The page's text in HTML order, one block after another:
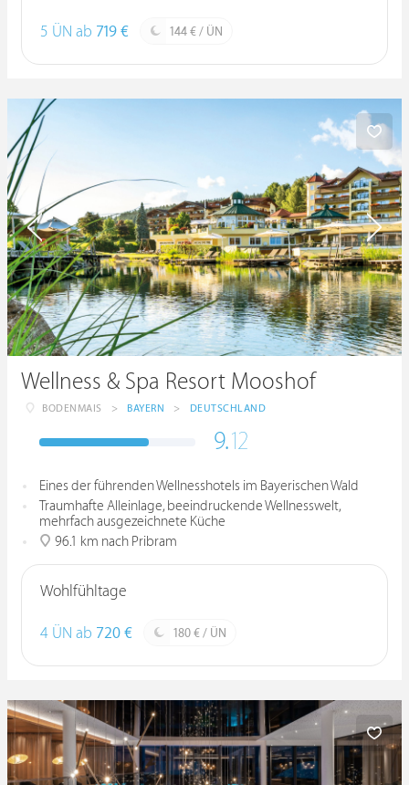
5 ÜN ab 719 € 144 € / ÜN
Wellness & Spa Resort Mooshof
BODENMAIS > BAYERN > DEUTSCHLAND
9.12
Eines der führenden Wellnesshotels im Bayerischen Wald
Traumhafte Alleinlage, beeindruckende Wellnesswelt,
mehrfach ausgezeichnete Küche
96.1 km nach Pribram
Wohlfühltage
4 ÜN ab 720 € 180 € / ÜN